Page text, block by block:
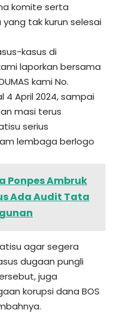
komite serta
tak kurun selesai
kasus di
laporkan bersama
kami No.
4 April 2024, sampai
masi terus
serius
lembaga berlogo
Ponpes Ambruk
Ada Audit Tata
agar segera
dugaan pungli
juga
korupsi dana BOS